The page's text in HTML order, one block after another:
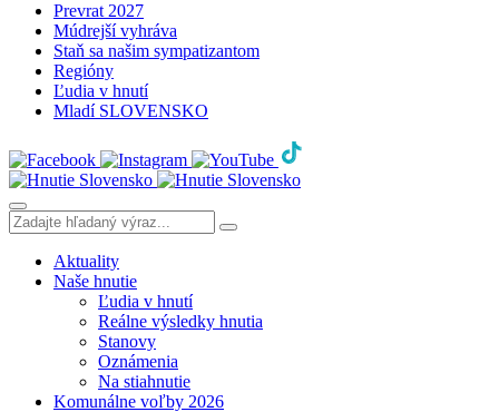
Prevrat 2027
Múdrejší vyhráva
Staň sa našim sympatizantom
Regióny
Ľudia v hnutí
Mladí SLOVENSKO
Aktuality
Naše hnutie
Ľudia v hnutí
Reálne výsledky hnutia
Stanovy
Oznámenia
Na stiahnutie
Komunálne voľby 2026